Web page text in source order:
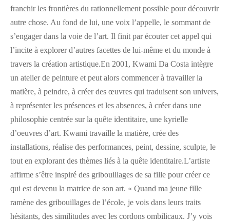
franchir les frontières du rationnellement possible pour découvrir
autre chose. Au fond de lui, une voix l’appelle, le sommant de
s’engager dans la voie de l’art. Il finit par écouter cet appel qui
l’incite à explorer d’autres facettes de lui-même et du monde à
travers la création artistique.En 2001, Kwami Da Costa intègre
un atelier de peinture et peut alors commencer à travailler la
matière, à peindre, à créer des œuvres qui traduisent son univers,
à représenter les présences et les absences, à créer dans une
philosophie centrée sur la quête identitaire, une kyrielle
d’oeuvres d’art. Kwami travaille la matière, crée des
installations, réalise des performances, peint, dessine, sculpte, le
tout en explorant des thèmes liés à la quête identitaire.L’artiste
affirme s’être inspiré des gribouillages de sa fille pour créer ce
qui est devenu la matrice de son art. « Quand ma jeune fille
ramène des gribouillages de l’école, je vois dans leurs traits
hésitants, des similitudes avec les cordons ombilicaux. J’y vois